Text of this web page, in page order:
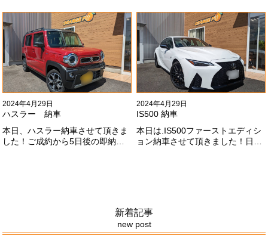
させて頂きました！！弊社で、短
期間に何台もご注文ありがどうご
ざいます！！これからもよろしく
お願いします
#x1f647;#x200d;#x2640;#xfe0f;
よろしくお願いします
#x1f647;#x200d;#x2640;#xfe0f;
2024年4月29日
ハスラー 納車
本日、ハスラー納車させて頂きま
した！ご成約から5日後の即納車
2024年4月29日
IS500 納車
本日は.IS500ファーストエディシ
ョン納車させて頂きました！日本
絡ください！
新着記事
new post